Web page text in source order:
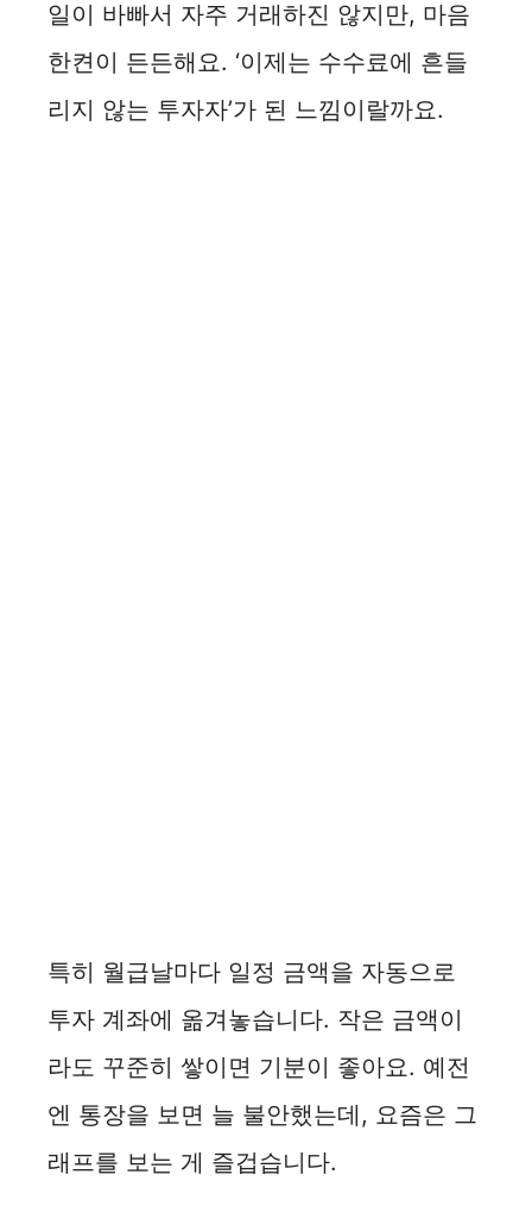
일이 바빠서 자주 거래하진 않지만, 마음
한켠이 든든해요. ‘이제는 수수료에 흔들
리지 않는 투자자’가 된 느낌이랄까요.
특히 월급날마다 일정 금액을 자동으로
투자 계좌에 옮겨놓습니다. 작은 금액이
라도 꾸준히 쌓이면 기분이 좋아요. 예전
엔 통장을 보면 늘 불안했는데, 요즘은 그
래프를 보는 게 즐겁습니다.